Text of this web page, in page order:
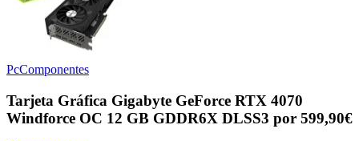
PcComponentes
Tarjeta Gráfica Gigabyte GeForce RTX 4070
Windforce OC 12 GB GDDR6X DLSS3 por 599,90€